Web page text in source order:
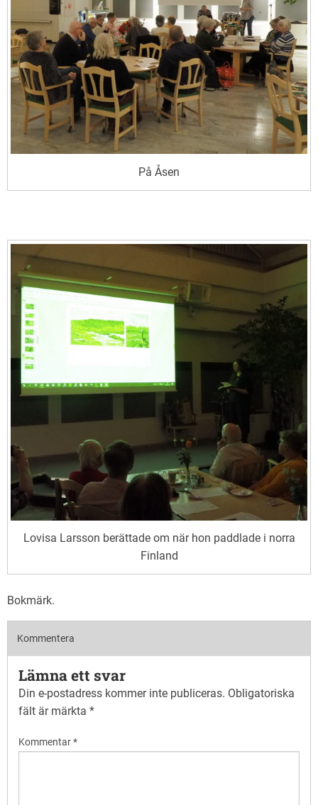
På Åsen
Lovisa Larsson berättade om när hon paddlade i norra
Finland
Bokmärk.
Kommentera
Lämna ett svar
Din e-postadress kommer inte publiceras. Obligatoriska
fält är märkta *
Kommentar*